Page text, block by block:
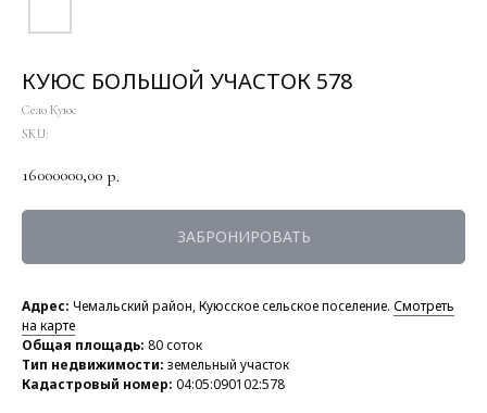
КУЮС БОЛЬШОЙ УЧАСТОК 578
Село Куюс
SKU:
16000000,00 р.
ЗАБРОНИРОВАТЬ
Адрес: Чемальский район, Куюсское сельское поселение. Смотреть
на карте
Общая площадь: 80 соток
Тип недвижимости: земельный участок
Кадастровый номер: 04:05:090102:578